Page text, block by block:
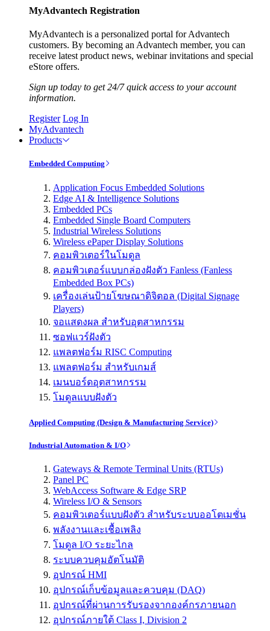
MyAdvantech Registration
MyAdvantech is a personalized portal for Advantech
customers. By becoming an Advantech member, you can
receive latest product news, webinar invitations and special
eStore offers.
Sign up today to get 24/7 quick access to your account
information.
Register Log In
MyAdvantech
Products
Embedded Computing
Application Focus Embedded Solutions
Edge AI & Intelligence Solutions
Embedded PCs
Embedded Single Board Computers
Industrial Wireless Solutions
Wireless ePaper Display Solutions
คอมพิวเตอร์ในโมดูล
คอมพิวเตอร์แบบกล่องฝังตัว Fanless (Fanless
Embedded Box PCs)
เครื่องเล่นป้ายโฆษณาดิจิตอล (Digital Signage
Players)
จอแสดงผล สำหรับอุตสาหกรรม
ซอฟแวร์ฝังตัว
แพลตฟอร์ม RISC Computing
แพลตฟอร์ม สำหรับเกมส์
เมนบอร์ดอุตสาหกรรม
โมดูลแบบฝังตัว
Applied Computing (Design & Manufacturing Service)
Industrial Automation & I/O
Gateways & Remote Terminal Units (RTUs)
Panel PC
WebAccess Software & Edge SRP
Wireless I/O & Sensors
คอมพิวเตอร์แบบฝังตัว สำหรับระบบออโตเมชั่น
พลังงานและเชื้อเพลิง
โมดูล I/O ระยะไกล
ระบบควบคุมอัตโนมัติ
อุปกรณ์ HMI
อุปกรณ์เก็บข้อมูลและควบคุม (DAQ)
อุปกรณ์ที่ผ่านการรับรองจากองค์กรภายนอก
อุปกรณ์ภายใต้ Class I, Division 2